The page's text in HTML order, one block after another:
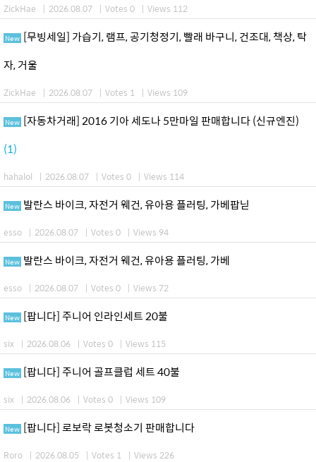
ZickHae | 2026.08.07 | Votes 0 | Views 112
New [무빙세일] 가습기, 램프, 공기청정기, 빨래 바구니, 건조대, 책상, 탁
자, 거울
ZickHae | 2026.08.07 | Votes 1 | Views 109
New [자동차거래] 2016 기아 세도나 5만마일 판매합니다 (신규엔진)
(1)
hahalol | 2026.08.07 | Votes 0 | Views 114
New 발란스 바이크, 자전거 웨건, 유아용 플러팅, 가베팝닏
esso | 2026.08.07 | Votes 0 | Views 94
New 발란스 바이크, 자전거 웨건, 유아용 플러팅, 가베
esso | 2026.08.07 | Votes 0 | Views 72
New [팝니다] 주니어 인라인세트 20불
six | 2026.08.06 | Votes 0 | Views 115
New [팝니다] 주니어 골프클럽 세트 40불
six | 2026.08.06 | Votes 0 | Views 109
New [팝니다] 로보락 로봇청소기 판매합니다
Roro | 2026.08.05 | Votes 1 | Views 226